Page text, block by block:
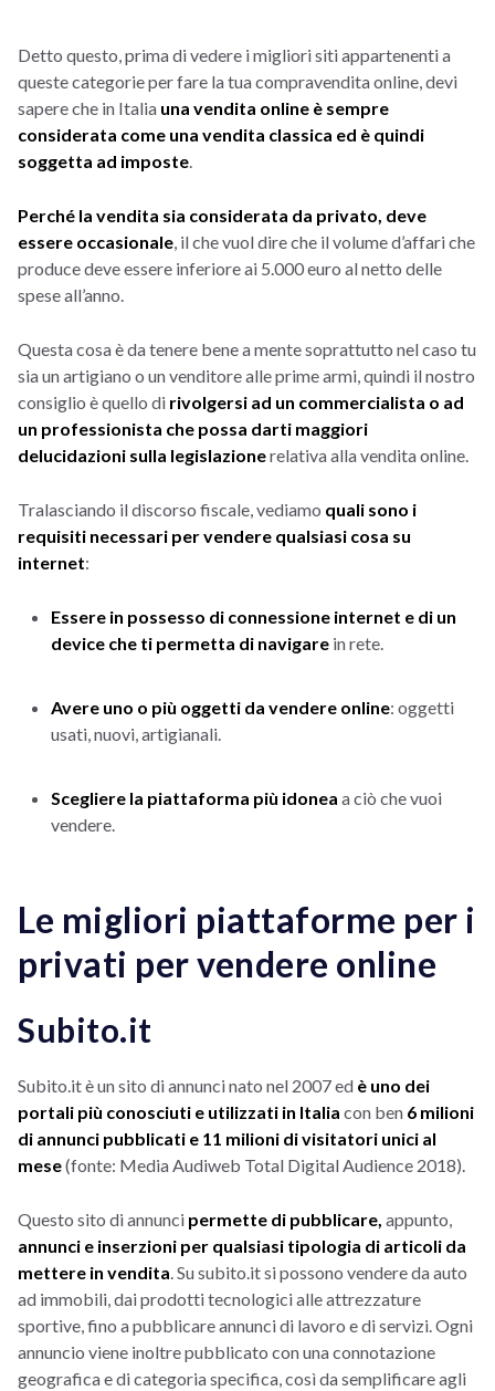
Detto questo, prima di vedere i migliori siti appartenenti a
queste categorie per fare la tua compravendita online, devi
sapere che in Italia una vendita online è sempre
considerata come una vendita classica ed è quindi
soggetta ad imposte.
Perché la vendita sia considerata da privato, deve
essere occasionale, il che vuol dire che il volume d’affari che
produce deve essere inferiore ai 5.000 euro al netto delle
spese all’anno.
Questa cosa è da tenere bene a mente soprattutto nel caso tu
sia un artigiano o un venditore alle prime armi, quindi il nostro
consiglio è quello di rivolgersi ad un commercialista o ad
un professionista che possa darti maggiori
delucidazioni sulla legislazionerelativa alla vendita online.
Tralasciando il discorso fiscale, vediamo quali sono i
requisiti necessari per vendere qualsiasi cosa su
internet:
Essere in possesso di connessione internet e di un
device che ti permetta di navigare in rete.
Avere uno o più oggetti da vendere online: oggetti
usati, nuovi, artigianali.
Scegliere la piattaforma più idonea a ciò che vuoi
vendere.
Le migliori piattaforme per i
privati per vendere online
Subito.it
Subito.it è un sito di annunci nato nel 2007 ed è uno dei
portali più conosciuti e utilizzati in Italia con ben 6 milioni
di annunci pubblicati e 11 milioni di visitatori unici al
mese(fonte: Media Audiweb Total Digital Audience 2018).
Questo sito di annunci permette di pubblicare, appunto,
annunci e inserzioni per qualsiasi tipologia di articoli da
mettere in vendita. Su subito.it si possono vendere da auto
ad immobili, dai prodotti tecnologici alle attrezzature
sportive, fino a pubblicare annunci di lavoro e di servizi. Ogni
annuncio viene inoltre pubblicato con una connotazione
geografica e di categoria specifica, così da semplificare agli